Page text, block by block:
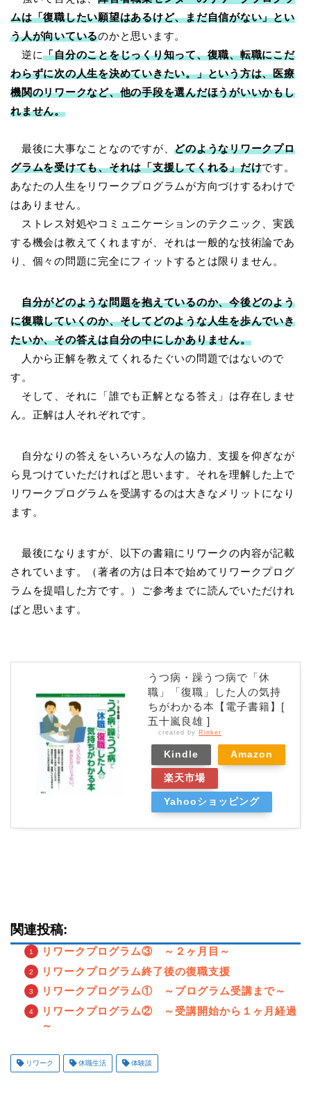
ムは「復職したい願望はあるけど、まだ自信がない」とい
う人が向いているのかと思います。
逆に「自分のことをじっくり知って、復職、転職にこだ
わらずに次の人生を決めていきたい。」という方は、医療
機関のリワークなど、他の手段を選んだほうがいいかもし
れません。
最後に大事なことなのですが、どのようなリワークプロ
グラムを受けても、それは「支援してくれる」だけです。
あなたの人生をリワークプログラムが方向づけするわけで
はありません。
ストレス対処やコミュニケーションのテクニック、実践
する機会は教えてくれますが、それは一般的な技術論であ
り、個々の問題に完全にフィットするとは限りません。
自分がどのような問題を抱えているのか、今後どのよう
に復職していくのか、そしてどのような人生を歩んでいき
たいか、その答えは自分の中にしかありません。
人から正解を教えてくれるたぐいの問題ではないので
す。
そして、それに「誰でも正解となる答え」は存在しませ
ん。正解は人それぞれです。
自分なりの答えをいろいろな人の協力、支援を仰ぎなが
ら見つけていただければと思います。それを理解した上で
リワークプログラムを受講するのは大きなメリットになり
ます。
最後になりますが、以下の書籍にリワークの内容が記載
されています。（著者の方は日本で始めてリワークプログ
ラムを提唱した方です。）ご参考までに読んでいただけれ
ばと思います。
うつ病・躁うつ病で「休
職」「復職」した人の気持
ちがわかる本【電子書籍】[
五十嵐良雄 ]
created by Rinker
Kindle Amazon
楽天市場
Yahooショッピング
関連投稿:
リワークプログラム③ ～２ヶ月目～
リワークプログラム終了後の復職支援
リワークプログラム① ～プログラム受講まで～
リワークプログラム② ～受講開始から１ヶ月経過
～
リワーク 休職生活 体験談